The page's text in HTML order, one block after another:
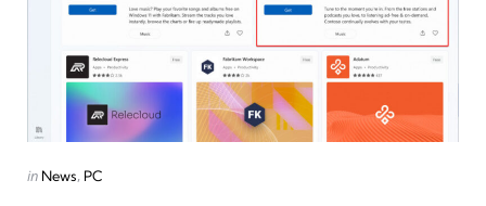
Categories
Posted
in News PC